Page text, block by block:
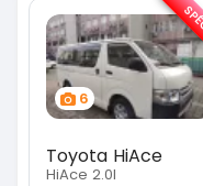
6
Toyota HiAce
HiAce 2.0l